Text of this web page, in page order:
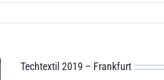
Techtextil 2019 – Frankfurt